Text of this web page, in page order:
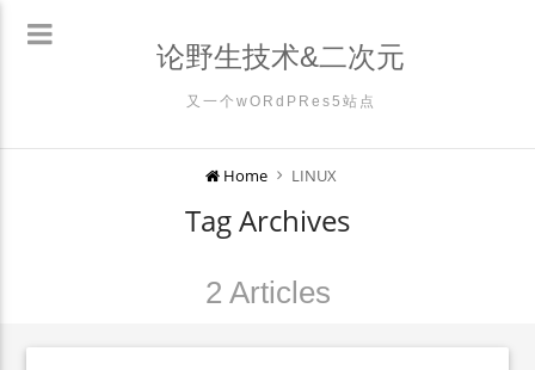
论野生技术&二次元
又一个wORdPRes5站点
Home LINUX
Tag Archives
2 Articles